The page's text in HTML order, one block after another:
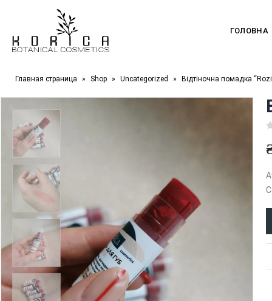
ГОЛОВНА
Главная страница » Shop » Uncategorized » Відтіночна помадка